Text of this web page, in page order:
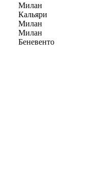
Милан
Кальяри
Милан
Милан
Беневенто